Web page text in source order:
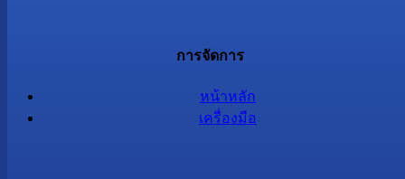
การจัดการ
หน้าหลัก
เครื่องมือ